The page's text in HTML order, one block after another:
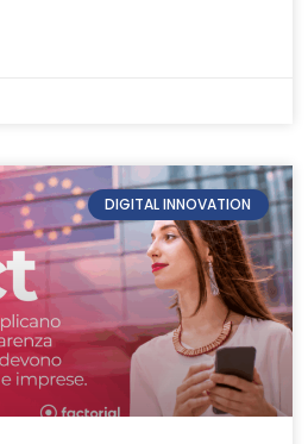
DIGITAL INNOVATION